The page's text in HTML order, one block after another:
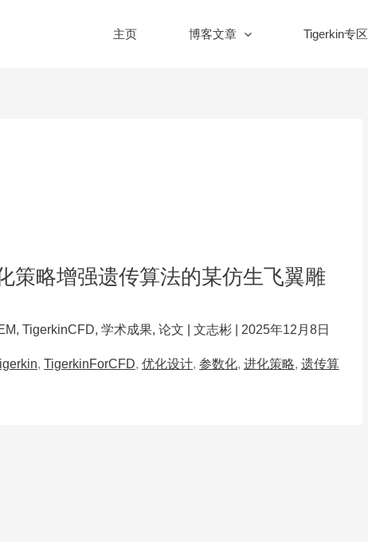
主页 博客文章 Tigerkin专区
策略增强遗传算法的某仿生飞翼雕
, TigerkinCFD, 学术成果, 论文 文志彬 2025年12月8日
, TigerkinForCFD, 优化设计, 参数化, 进化策略, 遗传算